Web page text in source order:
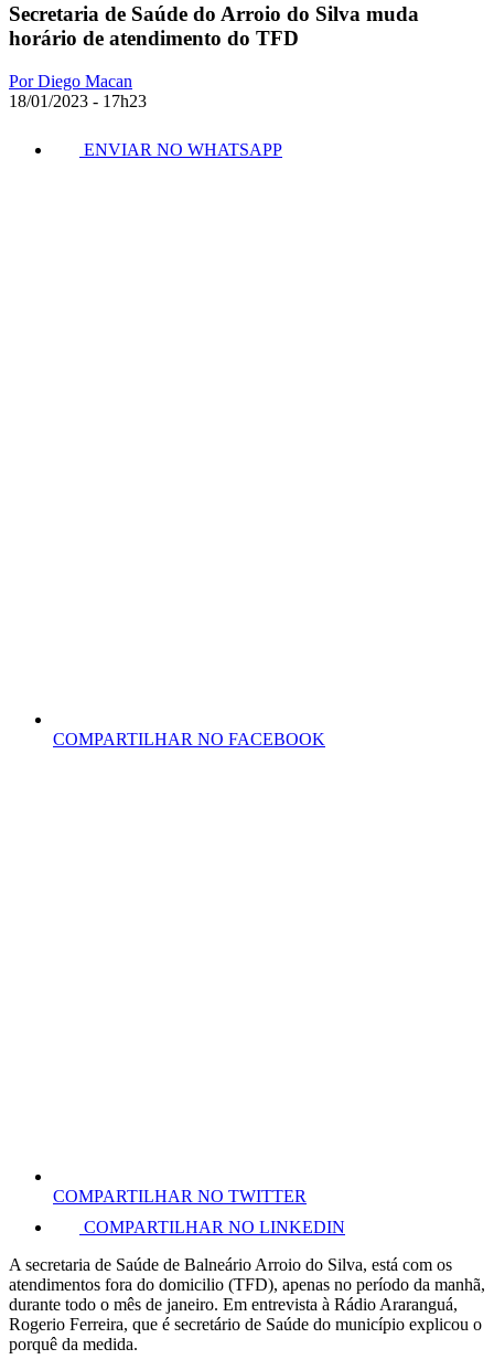
Secretaria de Saúde do Arroio do Silva muda
horário de atendimento do TFD
Por Diego Macan
18/01/2023 - 17h23
ENVIAR NO WHATSAPP
COMPARTILHAR NO FACEBOOK
COMPARTILHAR NO TWITTER
COMPARTILHAR NO LINKEDIN
A secretaria de Saúde de Balneário Arroio do Silva, está com os
atendimentos fora do domicilio (TFD), apenas no período da manhã,
durante todo o mês de janeiro. Em entrevista à Rádio Araranguá,
Rogerio Ferreira, que é secretário de Saúde do município explicou o
porquê da medida.